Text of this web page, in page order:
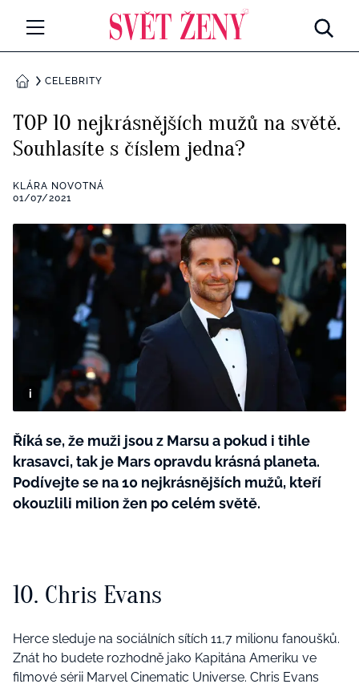
Všechny kategorie
RETROHUBKY
PSYCHOLOGIE
Všechny kategorie
Seberozvoj
ZDRAVÍ
Všechny kategorie
Životní styl
Všechny kategorie
Testy a kvízy
BYDLENÍ
Všechny kategorie
Tvoření
Rady a tipy
SVĚT ŽENY - 599 KČ
ROČNÍ PŘEDPLATNÉ SVĚT ŽENY +
SADA PRODUKTŮ MANA (10 ks)
DOMŮCELEBRITY
TOP 10 nejkrásnějších mužů na světě.
Souhlasíte s číslem jedna?
KLÁRA NOVOTNÁ
01/07/2021
Říká se, že muži jsou z Marsu a pokud i tihle
krasavci, tak je Mars opravdu krásná planeta.
Podívejte se na 10 nejkrásnějších mužů, kteří
okouzlili milion žen po celém světě.
10. Chris Evans
Herce sleduje na sociálních sítích 11,7 milionu fanoušků.
Znát ho budete rozhodně jako Kapitána Ameriku ve
filmové sérii Marvel Cinematic Universe. Chris Evans